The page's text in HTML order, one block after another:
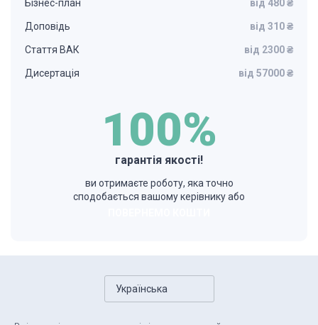
Бізнес-план від 480 ₴
Доповідь від 310 ₴
Стаття ВАК від 2300 ₴
Дисертація від 57000 ₴
100%
гарантія якості!
ви отримаєте роботу, яка точно
сподобається вашому керівнику або
Українська